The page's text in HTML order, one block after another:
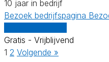
10 jaar in bedrijf
Bezoek bedrijfspagina
Gratis - Vrijblijvend
1 2 Volgende »